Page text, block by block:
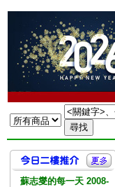
蘇志燮的每一天 2008-